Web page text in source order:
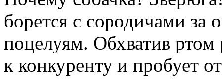
борется с сородичами за
поцелуям. Обхватив ртом
к конкуренту и пробует